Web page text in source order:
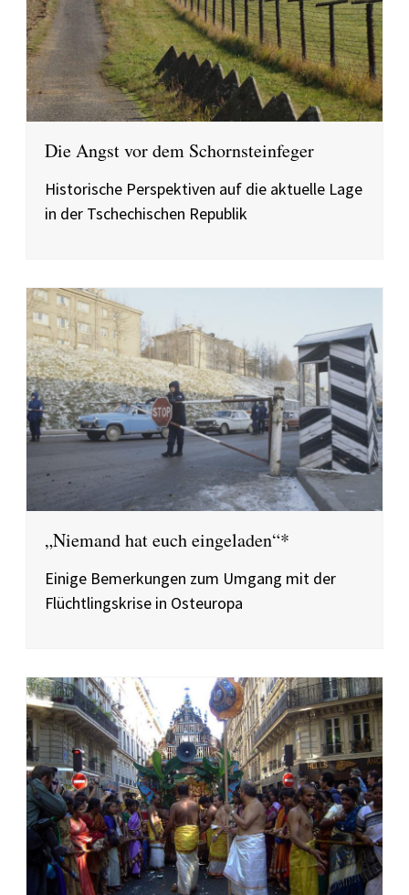
Die Angst vor dem Schornsteinfeger
Historische Perspektiven auf die aktuelle Lage
in der Tschechischen Republik
„Niemand hat euch eingeladen“*
Einige Bemerkungen zum Umgang mit der
Flüchtlingskrise in Osteuropa